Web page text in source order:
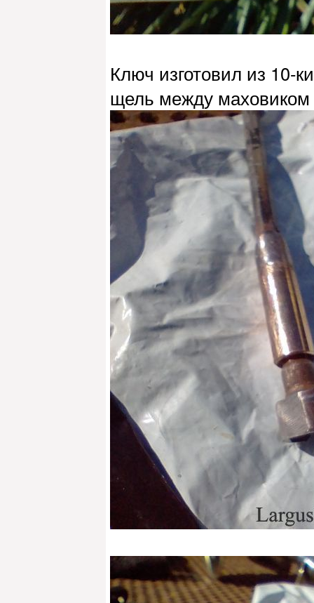
Ключ изготовил из 10-
щель между маховиком